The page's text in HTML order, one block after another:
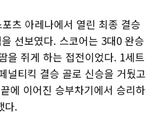
츠 아레나에서 열린 최종 결승
선보였다. 스코어는 3대0 완승
을 쥐게 하는 접전이었다. 1세트
널티킥 결승 골로 신승을 거뒀고
에 이어진 승부차기에서 승리하
다.